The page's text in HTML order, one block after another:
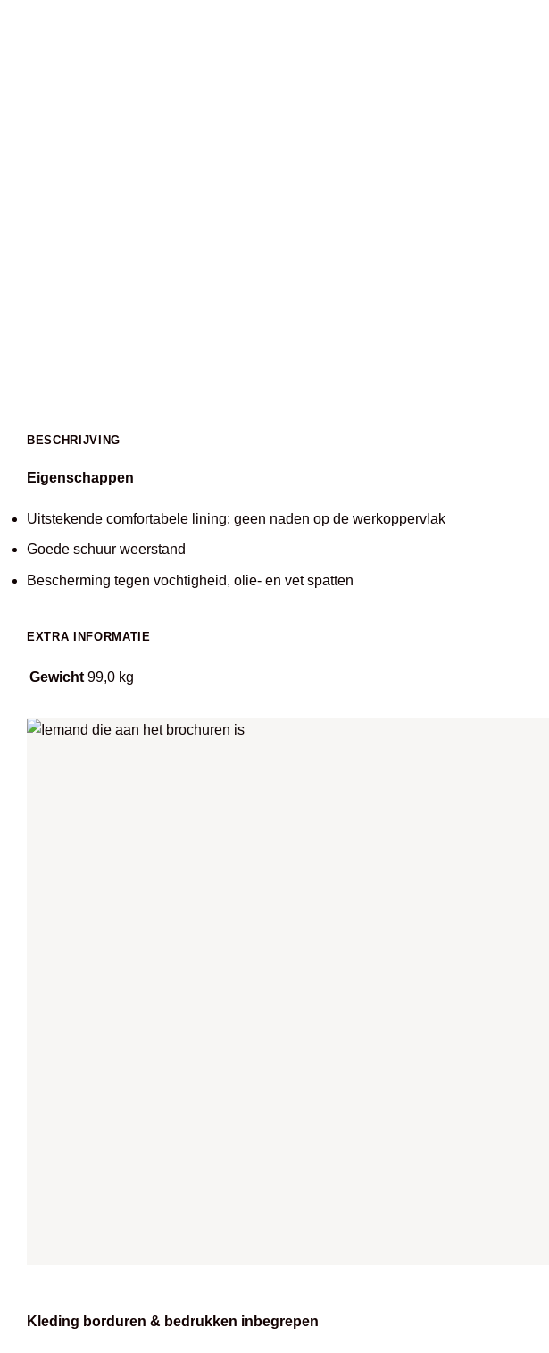
BESCHRIJVING
Eigenschappen
Uitstekende comfortabele lining: geen naden op de werkoppervlak
Goede schuur weerstand
Bescherming tegen vochtigheid, olie- en vet spatten
EXTRA INFORMATIE
Gewicht 99,0 kg
Kleding borduren & bedrukken inbegrepen